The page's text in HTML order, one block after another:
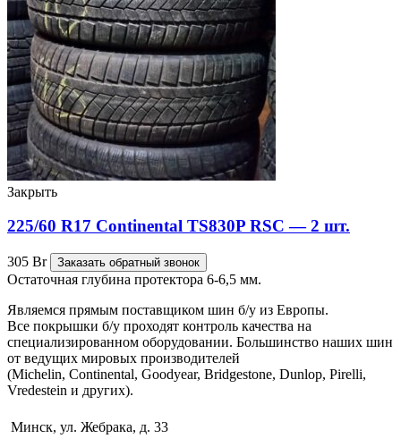
Закрыть
225/60 R17 Continental TS830P RSC — 2 шт.
305 Br Заказать обратный звонок
Остаточная глубина протектора 6-6,5 мм.
Являемся прямым поставщиком шин б/у из Европы.
Все покрышки б/у проходят контроль качества на
специализированном оборудовании. Большинство наших шин
от ведущих мировых производителей
(Michelin, Continental, Goodyear, Bridgestone, Dunlop, Pirelli,
Vredestein и других).
Минск, ул. Жебрака, д. 33